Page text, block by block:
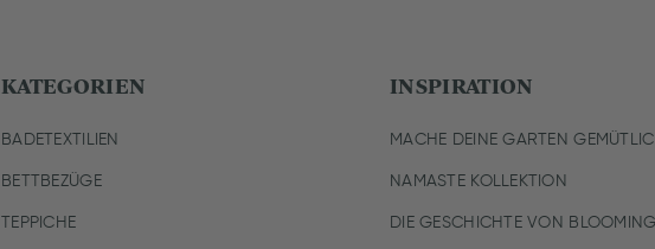
KATEGORIEN
BADETEXTILIEN
BETTBEZÜGE
TEPPICHE
INSPIRATION
MACHE DEINE GARTEN
NAMASTE KOLLEKTION
DIE GESCHICHTE VON